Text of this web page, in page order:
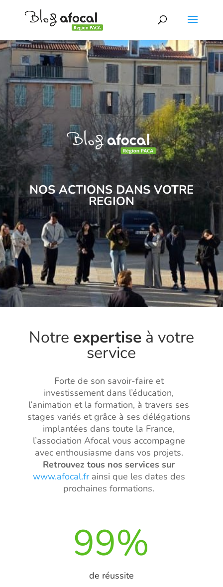
NOS ACTIONS DANS VOTRE
REGION
Notre expertiseà votre
service
Forte de son savoir-faire et
investissement dans l’éducation,
l’animation et la formation, à travers ses
stages variés et grâce à ses délégations
implantées dans toute la France,
l’association Afocal vous accompagne
avec enthousiasme dans vos projets.
Retrouveztous nos services sur
www.afocal.fr ainsi que les dates des
prochaines formations.
99%
de réussite